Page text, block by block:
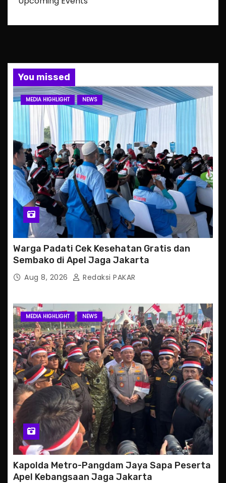
You missed
MEDIA HIGHLIGHT NEWS
Warga Padati Cek Kesehatan Gratis dan
Sembako di Apel Jaga Jakarta
Aug 8, 2026 Redaksi PAKAR
MEDIA HIGHLIGHT NEWS
Kapolda Metro-Pangdam Jaya Sapa Peserta
Apel Kebangsaan Jaga Jakarta